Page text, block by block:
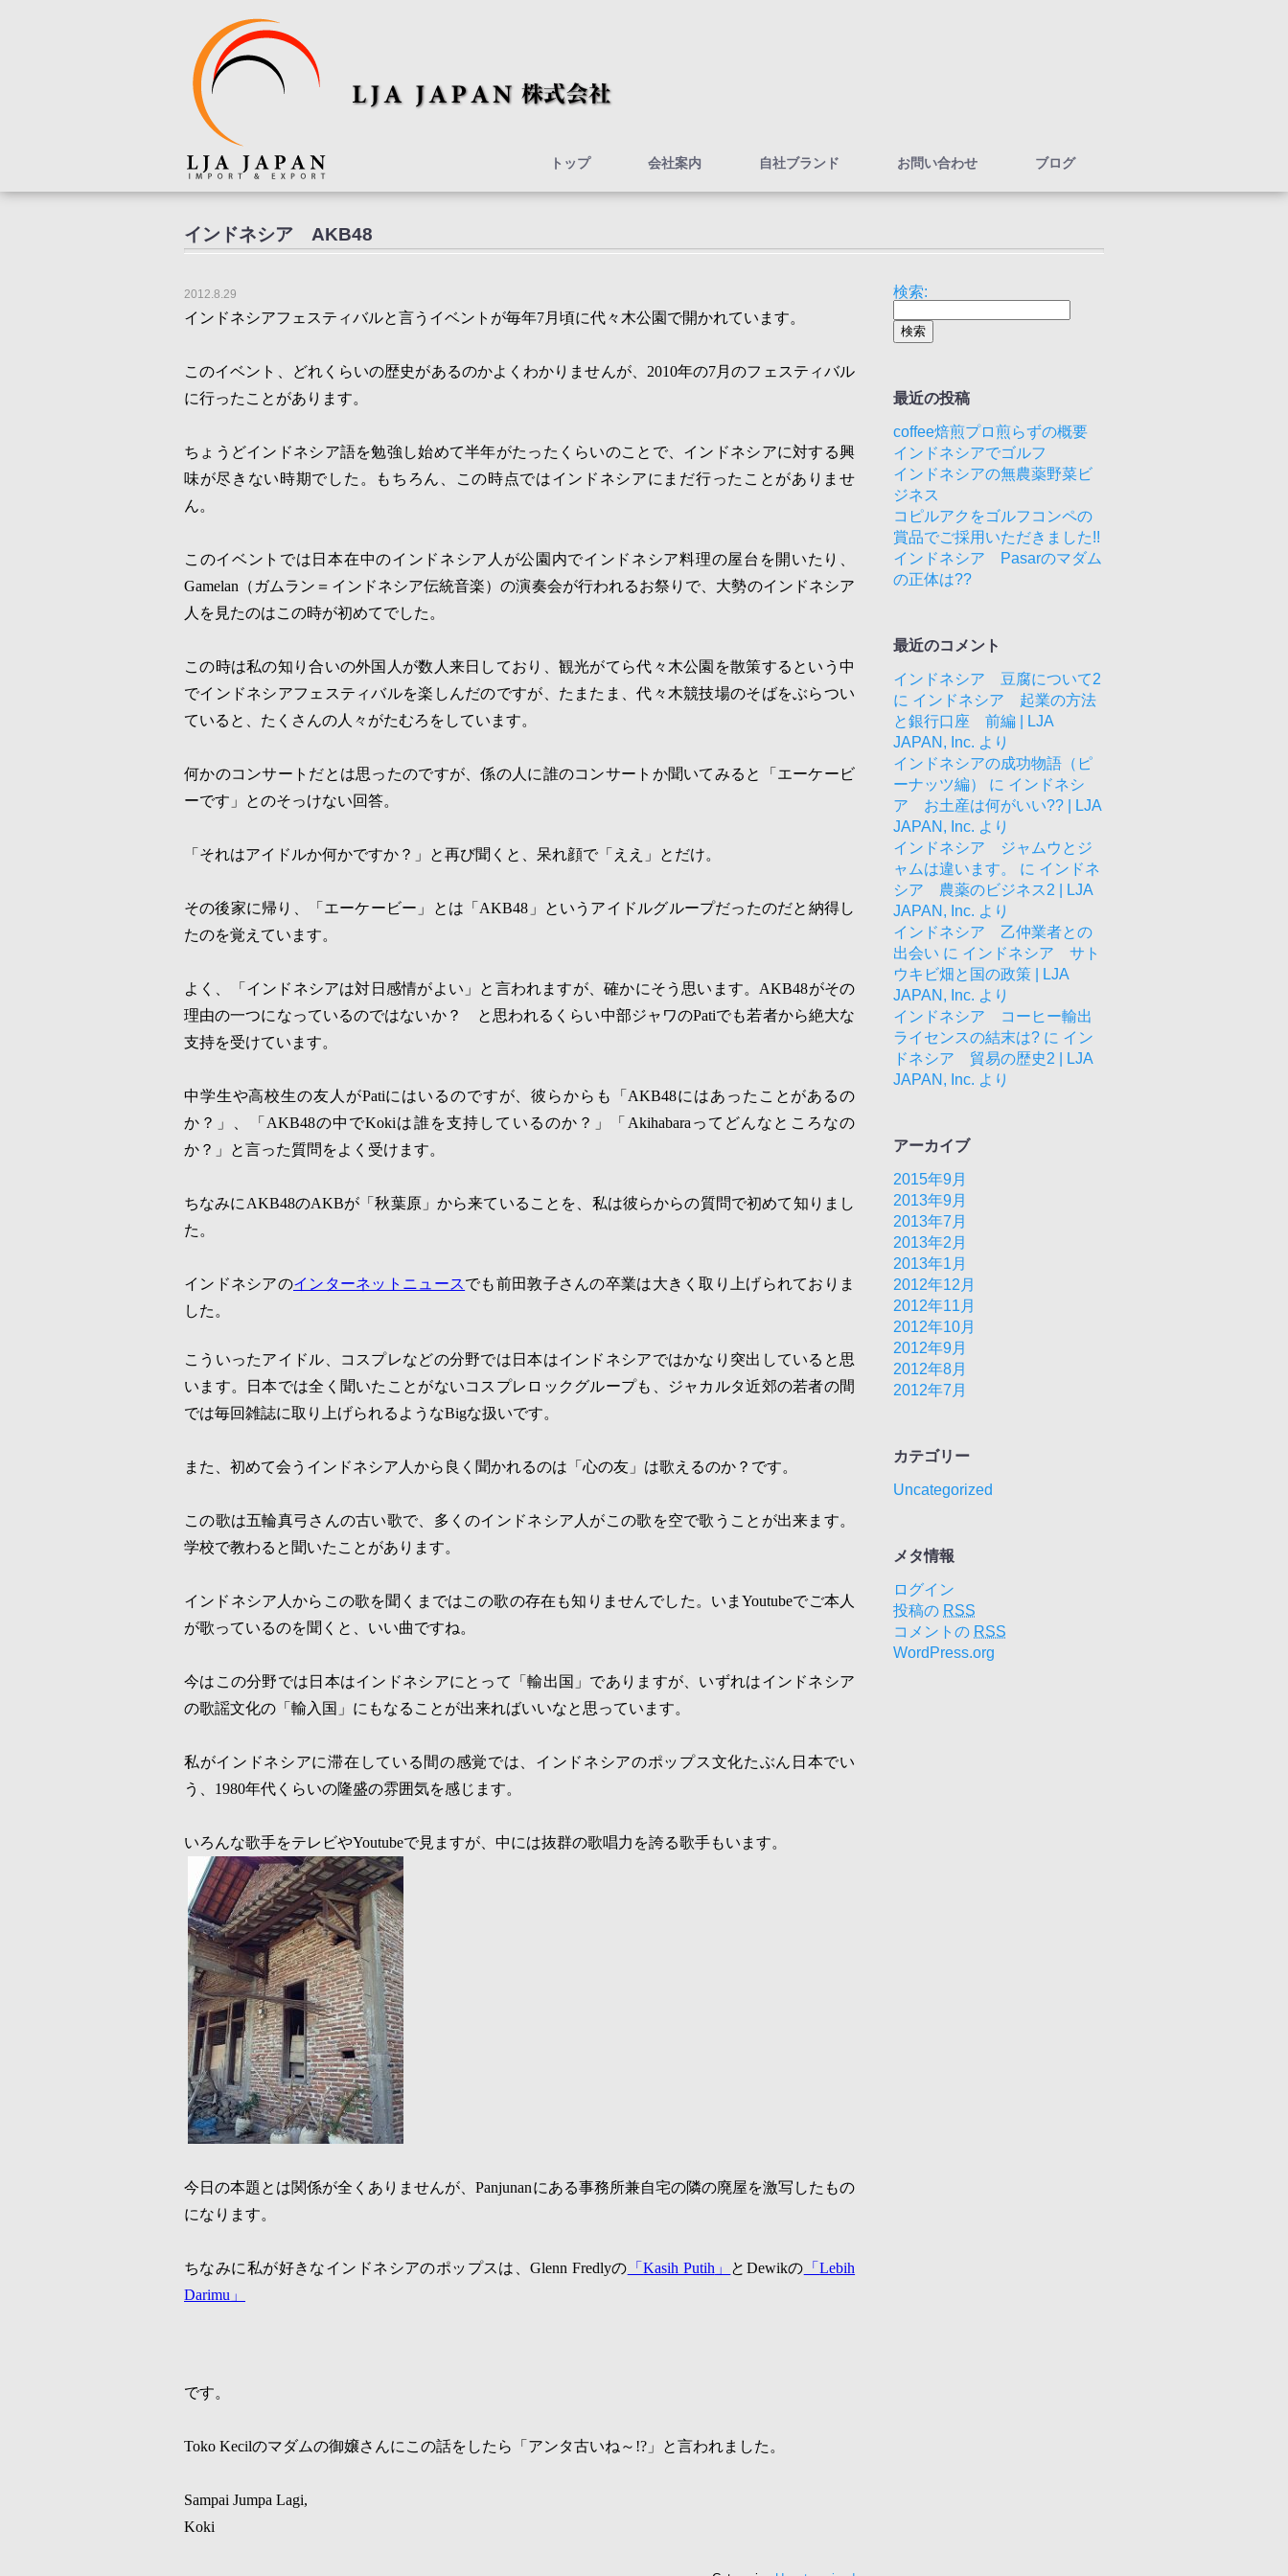
トップ 会社案内 自社ブランド お問い合わせ ブログ
インドネシア AKB48
2012.8.29
インドネシアフェスティバルと言うイベントが毎年7月頃に代々木公園で開かれています。
このイベント、どれくらいの歴史があるのかよくわかりませんが、 2010年の7月のフェスティバル
に行ったことがあります。
ちょうどインドネシア語を勉強し始めて半年がたったくらいのことで、インドネシアに対する興
味が尽きない時期でした。もちろん、この時点ではインドネシアにまだ行ったことがありませ
ん。
このイベントでは日本在中のインドネシア人が公園内でインドネシア料理の屋台を開いたり、
Gamelan （ガムラン＝インドネシア伝統音楽）の演奏会が行われるお祭りで、大勢のインドネシア
人を見たのはこの時が初めてでした。
この時は私の知り合いの外国人が数人来日しており、観光がてら代々木公園を散策するという中
でインドネシアフェスティバルを楽しんだのですが、たまたま、代々木競技場のそばをぶらつい
ていると、たくさんの人々がたむろをしています。
何かのコンサートだとは思ったのですが、係の人に誰のコンサートか聞いてみると「エーケービ
ーです」とのそっけない回答。
「それはアイドルか何かですか？」と再び聞くと、呆れ顔で「ええ」とだけ。
その後家に帰り、「エーケービー」とは「 AKB48 」というアイドルグループだったのだと納得し
たのを覚えています。
よく、「インドネシアは対日感情がよい」と言われますが、確かにそう思います。 AKB48がその
理由の一つになっているのではないか？ と思われるくらい中部ジャワのPatiでも若者から絶大な
支持を受けています。
中学生や高校生の友人がPatiにはいるのですが、彼らからも「 AKB48にはあったことがあるの
か？」、「 AKB48の中でKokiは誰を支持しているのか？」「 Akihabara ってどんなところなの
か？」と言った質問をよく受けます。
ちなみに AKB48のAKBが「秋葉原」から来ていることを、私は彼らからの質問で初めて知りまし
た。
インドネシアのインターネットニュースでも前田敦子さんの卒業は大きく取り上げられておりま
した。
こういったアイドル、コスプレなどの分野では日本はインドネシアではかなり突出していると思
います。日本では全く聞いたことがないコスプレロックグループも、ジャカルタ近郊の若者の間
では毎回雑誌に取り上げられるようなBigな扱いです。
また、初めて会うインドネシア人から良く聞かれるのは「心の友」は歌えるのか？です。
この歌は五輪真弓さんの古い歌で、多くのインドネシア人がこの歌を空で歌うことが出来ます。
学校で教わると聞いたことがあります。
インドネシア人からこの歌を聞くまではこの歌の存在も知りませんでした。いまYoutubeでご本人
が歌っているのを聞くと、いい曲ですね。
今はこの分野では日本はインドネシアにとって「輸出国」でありますが、いずれはインドネシア
の歌謡文化の「輸入国」にもなることが出来ればいいなと思っています。
私がインドネシアに滞在している間の感覚では、インドネシアのポップス文化たぶん日本でい
う、 1980年代くらいの隆盛の雰囲気を感じます。
いろんな歌手をテレビやYoutubeで見ますが、中には抜群の歌唱力を誇る歌手もいます。
今日の本題とは関係が全くありませんが、Panjunanにある事務所兼自宅の隣の廃屋を激写したもの
になります。
ちなみに私が好きなインドネシアのポップスは、Glenn Fredlyの 「Kasih Putih 」 と Dewikの 「Lebih
Darimu 」
です。
Toko Kecilのマダムの御嬢さんにこの話をしたら「アンタ古いね～ !? 」と言われました。
Sampai Jumpa Lagi,
Koki
検索:
最近の投稿
coffee焙煎プロ煎らずの概要
インドネシアでゴルフ
インドネシアの無農薬野菜ビ
ジネス
コピルアクをゴルフコンペの
賞品でご採用いただきました!!
インドネシア Pasarのマダム
の正体は??
最近のコメント
インドネシア 豆腐について2
に インドネシア 起業の方法
と銀行口座 前編 | LJA
JAPAN, Inc. より
インドネシアの成功物語（ピ
ーナッツ編）
に インドネシ
ア お土産は何がいい?? | LJA
JAPAN, Inc. より
インドネシア ジャムウとジ
ャムは違います。
に インドネ
シア 農薬のビジネス2 | LJA
JAPAN, Inc. より
インドネシア 乙仲業者との
出会い に インドネシア サト
ウキビ畑と国の政策 | LJA
JAPAN, Inc. より
インドネシア コーヒー輸出
ライセンスの結末は? に イン
ドネシア 貿易の歴史2 | LJA
JAPAN, Inc. より
アーカイブ
2015年9月
2013年9月
2013年7月
2013年2月
2013年1月
2012年12月
2012年11月
2012年10月
2012年9月
2012年8月
2012年7月
カテゴリー
Uncategorized
メタ情報
ログイン
投稿の RSS
コメントの RSS
WordPress.org